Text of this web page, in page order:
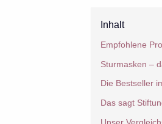
Inhalt
Empfohlene
Sturmasken –
Die Bestseller
Das sagt
Unser